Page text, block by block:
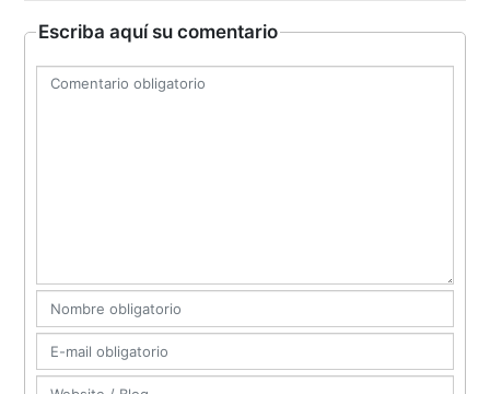
Escriba aquí su comentario